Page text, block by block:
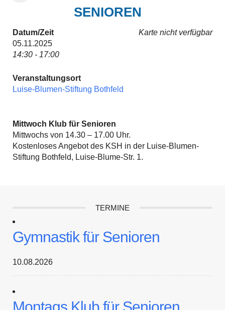
SENIOREN
Karte nicht verfügbar
Datum/Zeit
05.11.2025
14:30 - 17:00
Veranstaltungsort
Luise-Blumen-Stiftung Bothfeld
Mittwoch Klub für Senioren
Mittwochs von 14.30 – 17.00 Uhr.
Kostenloses Angebot des KSH in der Luise-Blumen-
Stiftung Bothfeld, Luise-Blume-Str. 1.
TERMINE
Gymnastik für Senioren
10.08.2026